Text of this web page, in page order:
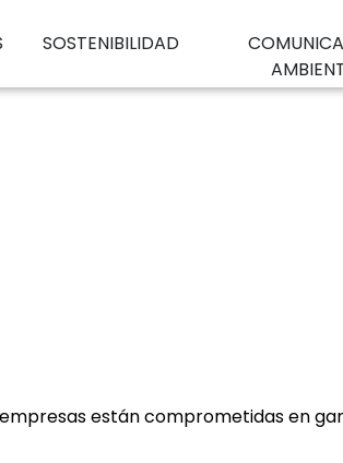
SOSTENIBILIDAD
empresas están comprometidas en